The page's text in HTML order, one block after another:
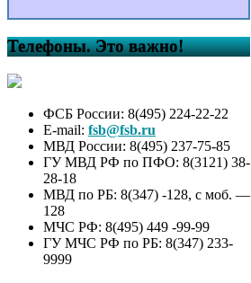
Телефоны. Это важно!
ФСБ России: 8(495) 224-22-22
E-mail: fsb@fsb.ru
МВД России: 8(495) 237-75-85
ГУ МВД РФ по ПФО: 8(3121) 38-
28-18
МВД по РБ: 8(347) -128, с моб. —
128
МЧС РФ: 8(495) 449 -99-99
ГУ МЧС РФ по РБ: 8(347) 233-
9999